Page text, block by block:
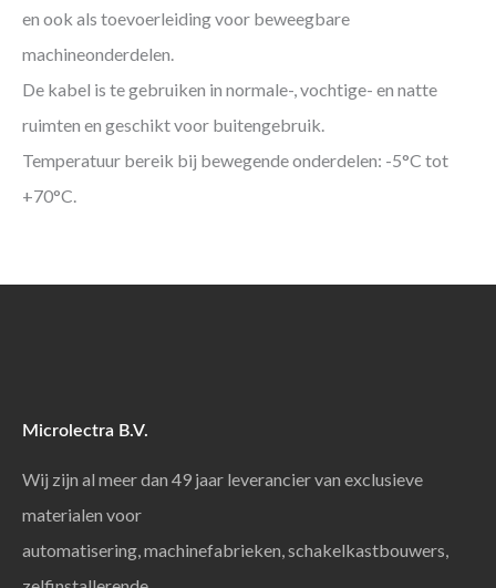
en ook als toevoerleiding voor beweegbare
machineonderdelen.
De kabel is te gebruiken in normale-, vochtige- en natte
ruimten en geschikt voor buitengebruik.
Temperatuur bereik bij bewegende onderdelen: -5°C tot
+70°C.
Microlectra B.V.
Wij zijn al meer dan 49 jaar leverancier van exclusieve
materialen voor
automatisering, machinefabrieken, schakelkastbouwers,